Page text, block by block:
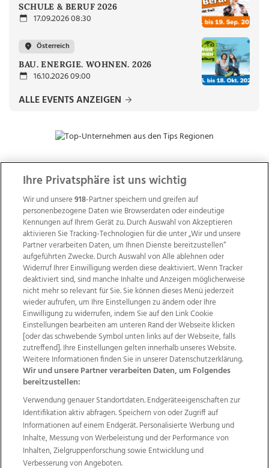
SCHULE & BERUF 2026
17.09.2026 08:30
Österreich
BAU. ENERGIE. WOHNEN. 2026
16.10.2026 09:00
ALLE EVENTS ANZEIGEN
ZUR NACHRICHTENÜBERSICHT
Wir über uns Mediadaten Kontakt
Jobs
Datenschutz
Impressum
AGB Anzeigekunden
AGB Website
Ehrenkodex Politische Werbung
Weitere Angebote des Medienhauses Wimmer
TV1 di-mog-i.at OÖNow
Ischler Woche
Life Radio
OÖNachrichten
OÖN Immobilien
OÖN Karriere
OÖN Reise
Ihre Privatsphäre ist uns wichtig
Wir und unsere918-Partner speichern und greifen auf
personenbezogene Daten wie Browserdaten oder eindeutige
Kennungen auf Ihrem Gerät zu. Durch Auswahl von Akzeptieren
aktivieren Sie Tracking-Technologien für die unter „Wir und unsere
Partner verarbeiten Daten, um Ihnen Dienste bereitzustellen“
aufgeführten Zwecke. Durch Auswahl von Alle ablehnen oder
Widerruf Ihrer Einwilligung werden diese deaktiviert. Wenn Tracker
deaktiviert sind, sind manche Inhalte und Anzeigen möglicherweise
nicht mehr so relevant für Sie. Sie können dieses Menü jederzeit
wieder aufrufen, um Ihre Einstellungen zu ändern oder Ihre
Einwilligung zu widerrufen, indem Sie auf den Link Cookie
Einstellungen bearbeiten am unteren Rand der Webseite klicken
[oder das schwebende Symbol unten links auf der Webseite, falls
zutreffend]. Ihre Einstellungen gelten innerhalb unseres Website.
Weitere Informationen finden Sie in unserer Datenschutzerklärung.
Wir und unsere Partner verarbeiten Daten, um Folgendes
bereitzustellen:
Verwendung genauer Standortdaten. Endgeräteeigenschaften zur
Identifikation aktiv abfragen. Speichern von oder Zugriff auf
Informationen auf einem Endgerät. Personalisierte Werbung und
Inhalte, Messung von Werbeleistung und der Performance von
Inhalten, Zielgruppenforschung sowie Entwicklung und
Verbesserung von Angeboten.